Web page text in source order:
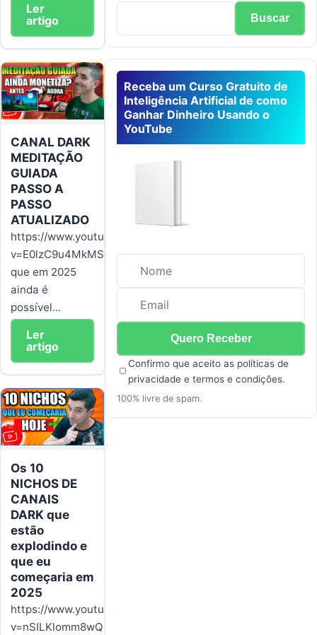
Ler
artigo
CANAL DARK
MEDITAÇÃO
GUIADA
PASSO A
PASSO
ATUALIZADO
https://www.youtube.com/watch?
v=E0lzC9u4MkMSerá
que em 2025
ainda é
possível...
Ler
artigo
Os 10
NICHOS DE
CANAIS
DARK que
estão
explodindo e
que eu
começaria em
2025
https://www.youtube.com/watch?
v=nSILKlomm8wQuer
Receba um Curso Gratuito de
Inteligência Artificial de como
Ganhar Dinheiro Usando o
YouTube
Confirmo que aceito as políticas de
privacidadee termos e condições.
100% livre de spam.